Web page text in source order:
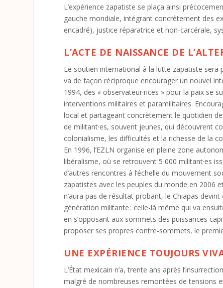
L’expérience zapatiste se plaça ainsi
gauche mondiale, intégrant concrètement des
encadré), justice réparatrice et non-carcérale,
L’ACTE DE NAISSANCE DE
Le soutien international à la lutte zapatiste sera
va de façon réciproque encourager un nouvel
1994, des « observateur·rices » pour la paix se
interventions militaires et paramilitaires.
local et partageant concrètement le quotidien
de militant·es, souvent jeunes, qui découvrent
colonialisme, les difficultés et la richesse de la
En 1996, l’EZLN organise en pleine zone
libéralisme, où se retrouvent 5 000 militant·es
d’autres rencontres à l’échelle du mouvement
zapatistes avec les peuples du monde en 2006
n’aura pas de résultat probant, le Chiapas
génération militante : celle-là même qui va
en s’opposant aux sommets des puissances
proposer ses propres contre-sommets, le
UNE EXPÉRIENCE TOUJOURS
L’État mexicain n’a, trente ans après
malgré de nombreuses remontées de tensions